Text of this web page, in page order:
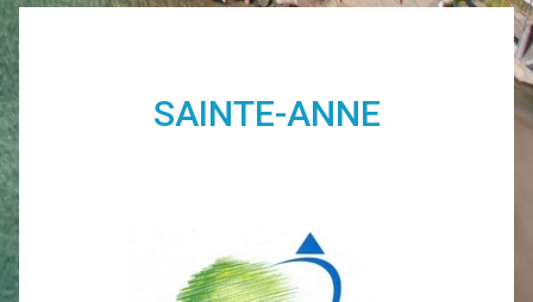
SAINTE-ANNE